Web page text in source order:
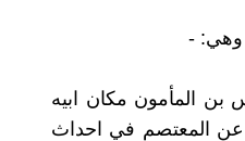
وهي: -
بن المأمون مكان ابيه
عن المعتصم في احداث